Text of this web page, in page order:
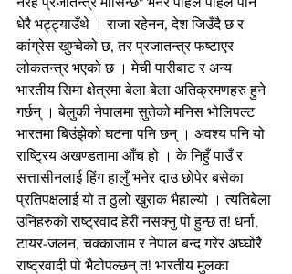
धेरै भट्ट्याउँथे । राजा रहेनन, देश जिउँदै छ र
कांग्रेस खुम्चेको छ, तर प्रजातन्त्र फष्टाएर
लोकतन्त्र भएको छ । मेची पारीबाट र अन्य
भारतीय सिमा क्षेत्रमा बेला बेला अतिक्रमणहरु हुने
गर्छन् । बेलुकी नेपालमा सुतेको मनिस भोलिपल्ट
भारतमा बिउंझेको घटना पनि छन् । अवश्य पनि यो
राष्ट्रिय अखण्डतामा आँच हो । के निहुँ पाउँ र
सत्तासीनलाई हिंग हालुँ भनेर दाउ छोपेर बसेका
प्रतिपक्षलाई यो त ठुलो खुराक भैहाल्यो । त्यतिबेला
उनिहरुको राष्ट्रवाद हेरी नसक्नु पो हुन्छ त! धर्ना,
टायर-जलन, चक्काजाम र नेपाल बन्द गरेर अघ्घोरै
राष्ट्रवादी पो भैटोपल्छन् त! भारतीय मुलका